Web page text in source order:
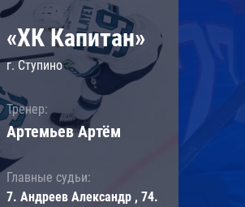
«ХК Капитан»
г. Ступино
Тренер:
Артемьев Артём
Главные судьи:
7. Андреев Александр , 74.